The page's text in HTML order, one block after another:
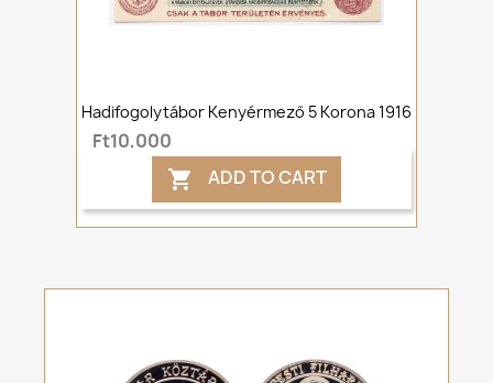
Hadifogolytábor Kenyérmező 5 Korona 1916
Ft10,000
 ADD TO CART